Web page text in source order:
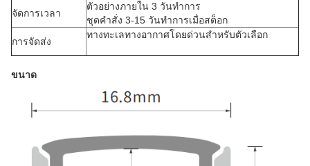
จัดการเวลา
ตัวอย่างภายใน 3 วันทำการ
ชุดคำสั่ง 3-15 วันทำการเมื่อสต็อก
การจัดส่ง
ทางทะเลทางอากาศโดยด่วนสำหรับตัวเลือก
ขนาด